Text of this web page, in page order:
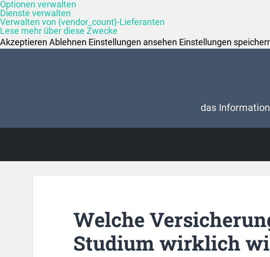
Optionen verwalten
Dienste verwalten
Verwalten von {vendor_count}-Lieferanten
Lese mehr über diese Zwecke
Akzeptieren Ablehnen Einstellungen ansehen Einstellungen
das
Welche
Studium wirklich